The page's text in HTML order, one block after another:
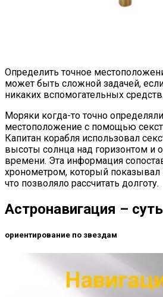
Определить точное
может быть сложной задачей,
никаких вспомогательных средств.
Моряки когда-то точно
местоположение с помощью
Капитан корабля использовал
высоты солнца над горизонтом и
времени. Эта информация
хронометром, который показывал
что позволяло рассчитать долготу.
Астронавигация –
ориентирование по звездам